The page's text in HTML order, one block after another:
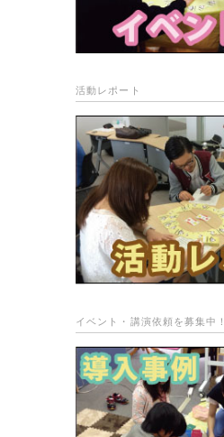
活動レポート
イベント・講演依頼を募集中！